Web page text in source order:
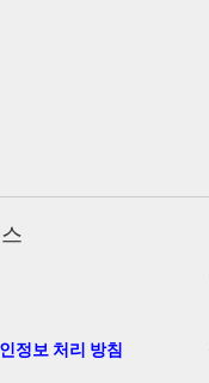
정보 처리 방침